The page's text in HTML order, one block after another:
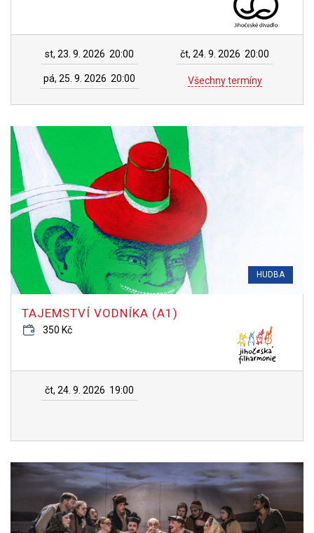
st, 23. 9. 2026 20:00 čt, 24. 9. 2026 20:00
pá, 25. 9. 2026 20:00 Všechny termíny
HUDBA
TAJEMSTVÍ VODNÍKA (A1)
350 Kč
čt, 24. 9. 2026 19:00